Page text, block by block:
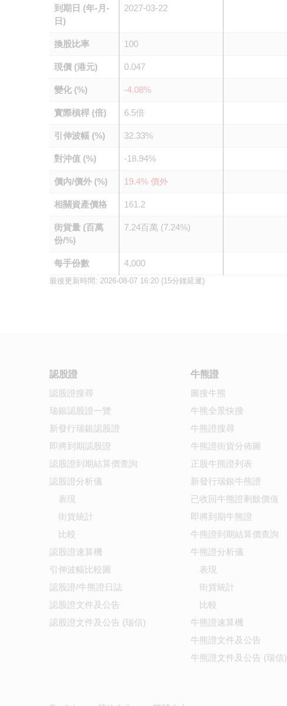
到期日 (年-月-
日)
2027-03-22
換股比率 100
現價 (港元) 0.047
變化 (%) -4.08%
實際槓桿 (倍) 6.5倍
引伸波幅 (%) 32.33%
對沖值 (%) -18.94%
價內/價外 (%) 19.4% 價外
相關資產價格 161.2
街貨量 (百萬
份/%)
7.24百萬 (7.24%)
每手份數 4,000
最後更新時間: 2026-08-07 16:20 (15分鐘延遲)
認股證
認股證搜尋
瑞銀認股證一覽
新發行瑞銀認股證
即將到期認股證
認股證到期結算價查詢
認股證分析儀
表現
街貨統計
比較
認股證速算機
引伸波幅比較圖
認股證/牛熊證日誌
認股證文件及公告
認股證文件及公告 (瑞信)
牛熊證
圖搜牛熊
牛熊全景快搜
牛熊證搜尋
牛熊證街貨分佈圖
正股牛熊證列表
新發行瑞銀牛熊證
已收回牛熊證剩餘價值
即將到期牛熊證
牛熊證到期結算價查詢
牛熊證分析儀
表現
街貨統計
比較
牛熊證速算機
牛熊證文件及公告
牛熊證文件及公告 (瑞信)